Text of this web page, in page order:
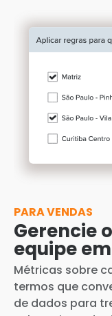
PARA VENDAS
Gerencie
equipe
Métricas sobre
termos que
de dados para